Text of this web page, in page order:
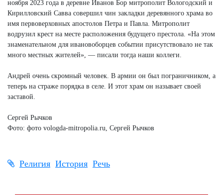
ноября 2023 года в деревне Иванов Бор митрополит Вологодский и
Кирилловский Савва совершил чин закладки деревянного храма во
имя первоверховных апостолов Петра и Павла. Митрополит
водрузил крест на месте расположения будущего престола. «На этом
знаменательном для ивановоборцев событии присутствовало не так
много местных жителей», — писали тогда наши коллеги.
Андрей очень скромный человек. В армии он был пограничником, а
теперь на страже порядка в селе. И этот храм он называет своей
заставой.
Сергей Рычков
Фото: фото vologda-mitropolia.ru, Сергей Рычков
Религия История Речь